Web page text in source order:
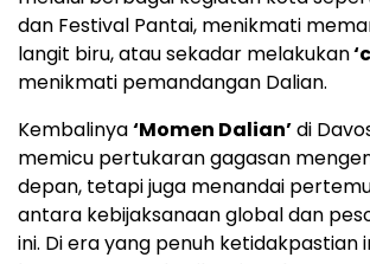
dan Festival Pantai, menikmati
langit biru, atau sekadar melakukan
menikmati pemandangan Dalian.
Kembalinya‘Momen Dalian’di
memicu pertukaran gagasan
depan, tetapi juga menandai
antara kebijaksanaan global dan
ini. Di era yang penuh ketidakpastian